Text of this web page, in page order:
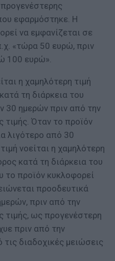
εφαρμόστηκε. Η
να εμφανίζεται σε
«τώρα 50 ευρώ, πριν
100 ευρώ».
η χαμηλότερη τιμή
τη διάρκεια του
30 ημερών πριν από την
τιμής. Όταν το προϊόν
λιγότερο από 30
νοείται η χαμηλότερη
κατά τη διάρκεια του
το προϊόν κυκλοφορεί
προοδευτικά
πριν από την
τιμής, ως προγενέστερη
πριν από την
διαδοχικές μειώσεις